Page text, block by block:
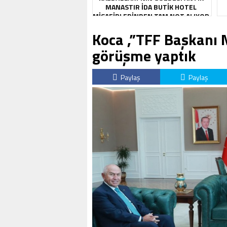
MANASTIR İDA BUTIK HOTEL
MISAFIRLERINDEN TAM NOT ALIYOR
Koca ,”TFF
görüşme yaptık
Paylaş Paylaş